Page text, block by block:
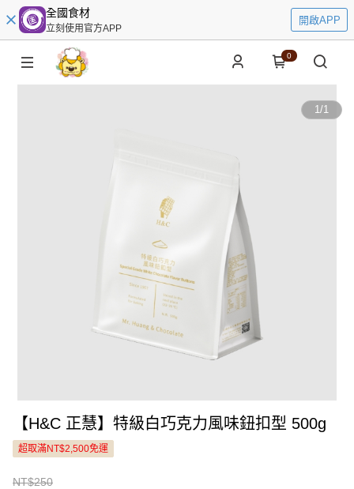
全國食材
立刻使用官方APP
開啟APP
0
1/1
【H&C 正慧】特級白巧克力風味鈕扣型 500g
超取滿NT$2,500免運
NT$250